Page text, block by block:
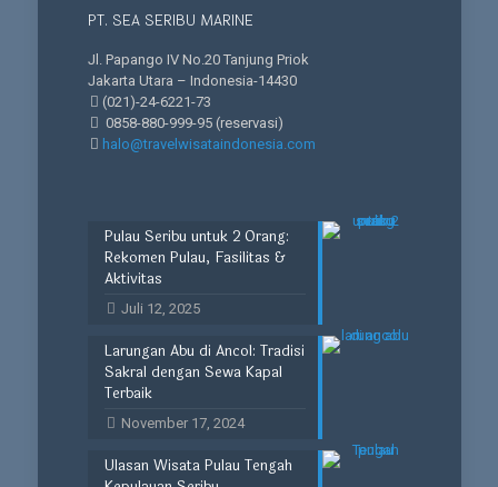
PT. SEA SERIBU MARINE
Jl. Papango IV No.20 Tanjung Priok
Jakarta Utara – Indonesia-14430
(021)-24-6221-73
0858-880-999-95(reservasi)
halo@travelwisataindonesia.com
Pulau Seribu untuk 2 Orang:
Rekomen Pulau, Fasilitas &
Aktivitas
Juli 12, 2025
Larungan Abu di Ancol: Tradisi
Sakral dengan Sewa Kapal
Terbaik
November 17, 2024
Ulasan Wisata Pulau Tengah